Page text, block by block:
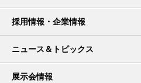
採用情報・企業情報
ニュース＆トピックス
展示会情報